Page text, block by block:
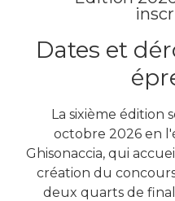
Dates et
La sixième édition
octobre 2026 en
Ghisonaccia, qui
création du
deux quarts de